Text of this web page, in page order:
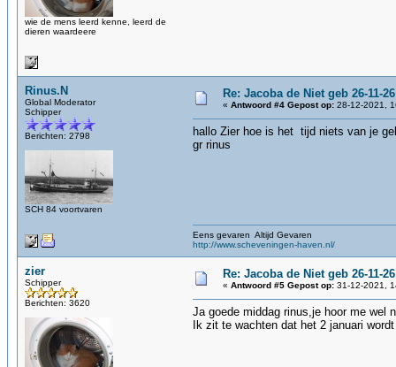
wie de mens leerd kenne, leerd de
dieren waardeere
Rinus.N
Global Moderator
Schipper
Berichten: 2798
SCH 84 voortvaren
Re: Jacoba de Niet geb 26-11-
« Antwoord #4 Gepost op: 28-12-2021,
hallo Zier hoe is het tijd niets van je
gr rinus
Eens gevaren Altijd Gevaren
http://www.scheveningen-haven.nl/
zier
Schipper
Berichten: 3620
Re: Jacoba de Niet geb 26-11-
« Antwoord #5 Gepost op: 31-12-2021,
Ja goede middag rinus,je hoor me wel
Ik zit te wachten dat het 2 januari